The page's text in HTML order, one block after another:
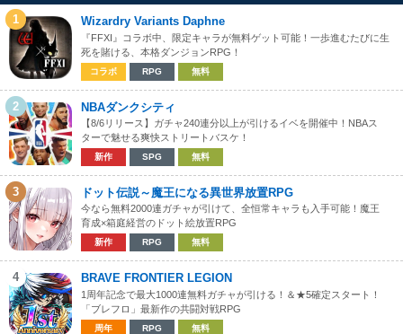
1 Wizardry Variants Daphne
『FFXI』コラボ中、限定キャラが無料ゲット可能！一歩進むたびに生
死を賭ける、本格ダンジョンRPG！
コラボ RPG 無料
2 NBAダンクシティ
【8/6リリース】ガチャ240連分以上が引けるイベを開催中！NBAス
ターで魅せる爽快ストリートバスケ！
新作 SPG 無料
3 ドット伝説～魔王になる異世界放置RPG
今なら無料2000連ガチャが引けて、全恒常キャラも入手可能！魔王
育成×箱庭経営のドット絵放置RPG
新作 RPG 無料
4 BRAVE FRONTIER LEGION
1周年記念で最大1000連無料ガチャが引ける！＆★5確定スタート！
「ブレフロ」最新作の共闘対戦RPG
周年 RPG 無料